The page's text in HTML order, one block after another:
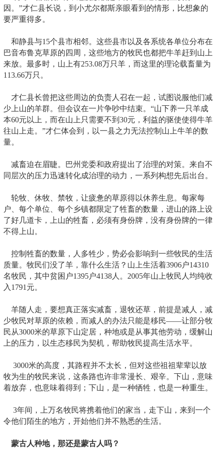
因。”才仁县长说，到小尤尔都斯亲眼看到的情形，比想象的
要严重得多。
和静县与15个县市相邻。这些县市以及各系统各单位分布在
巴音布鲁克草原的四周，这些地方的牧民也都把牛羊赶到山上
来放。最多时，山上有253.08万只羊，而这里的理论载畜量为
113.66万只。
才仁县长曾把这些周边的负责人召在一起，试图说服他们减
少上山的羊群。但会议在一片争吵中结束。“山下养一只羊成
本60元以上，而在山上只需要不到30元，利益的驱使使得牛羊
往山上走。”才仁体会到，以一县之力无法控制山上牛羊的数
量。
减畜迫在眉睫。巴州党委和政府提出了治理的对策。来自不
同层次的压力迅速转化成治理的动力，一系列构想先后出台。
轮牧、休牧、禁牧，让疲惫的草原得以休养生息。每家每
户、每个单位、每个乡镇都限定了牲畜的数量，进山的路上设
了好几道卡，上山的牲畜，必须有身份牌，没有身份牌的一律
不得上山。
控制牲畜的数量，人多牲少，势必会影响到一些牧民的生活
质量。牧民们没了羊，靠什么生活？山上生活着3906户14310
名牧民，其中贫困户1395户4138人。2005年山上牧民人均纯收
入1791元。
羊随人走，要想真正落实减畜，退牧还草，前提是减人，减
少牧民对草原的依赖，而减人的办法只能是移民——让部分牧
民从3000米的草原下山定居，种地或是从事其他劳动，缓解山
上的压力，以生态移民为契机，帮助牧民提高生活水平。
3000米的高度，其路程并不太长，但对这些祖祖辈辈以放
牧为生的牧民来说，这条路也许非常漫长、艰辛。下山，意味
着放弃，也意味着得到；下山，是一种牺牲，也是一种重生。
3年间，上万名牧民将携着他们的家当，走下山，来到一个
令他们陌生的地方，开始他们并不熟悉的生活。
蒙古人种地，那还是蒙古人吗？